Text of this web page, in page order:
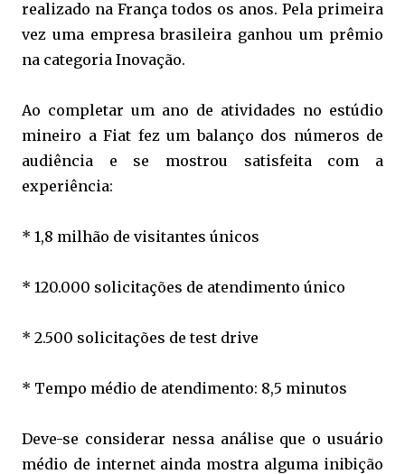
realizado na França todos os anos. Pela primeira
vez uma empresa brasileira ganhou um prêmio
na categoria Inovação.
Ao completar um ano de atividades no estúdio
mineiro a Fiat fez um balanço dos números de
audiência e se mostrou satisfeita com a
experiência:
* 1,8 milhão de visitantes únicos
* 120.000 solicitações de atendimento único
* 2.500 solicitações de test drive
* Tempo médio de atendimento: 8,5 minutos
Deve-se considerar nessa análise que o usuário
médio de internet ainda mostra alguma inibição